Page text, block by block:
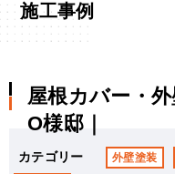
施工事例
屋根カバー・外
O様邸｜
カテゴリー 外壁塗装